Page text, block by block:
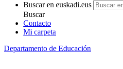
Buscar en euskadi.eus
Buscar
Contacto
Mi carpeta
Departamento de Educación